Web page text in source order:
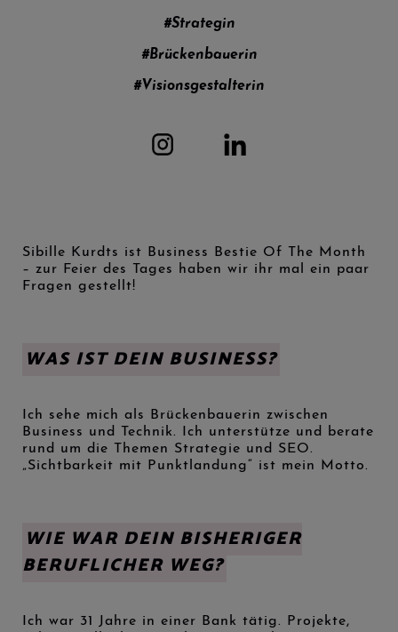
#Strategin
#Brückenbauerin
#Visionsgestalterin
Sibille Kurdts ist Business Bestie Of The Month
– zur Feier des Tages haben wir ihr mal ein paar
Fragen gestellt!
WAS IST DEIN BUSINESS?
Ich sehe mich als Brückenbauerin zwischen
Business und Technik. Ich unterstütze und berate
rund um die Themen Strategie und SEO.
„Sichtbarkeit mit Punktlandung“ ist mein Motto.
WIE WAR DEIN BISHERIGER
BERUFLICHER WEG?
Ich war 31 Jahre in einer Bank tätig. Projekte,